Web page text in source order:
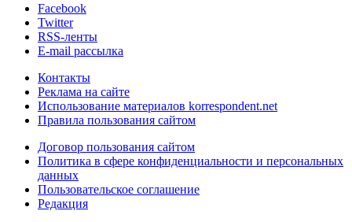
Facebook
Twitter
RSS-ленты
E-mail рассылка
Контакты
Реклама на сайте
Использование материалов korrespondent.net
Правила пользования сайтом
Договор пользования сайтом
Политика в сфере конфиденциальности и персональных
данных
Пользовательское соглашение
Редакция